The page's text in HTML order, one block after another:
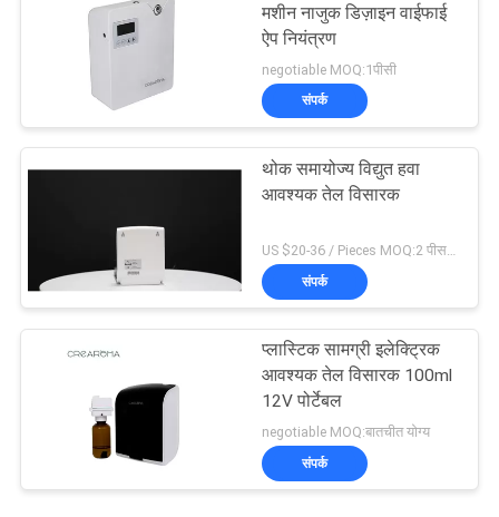
मशीन नाजुक डिज़ाइन वाईफाई
ऐप नियंत्रण
negotiable MOQ:1पीसी
संपर्क
थोक समायोज्य विद्युत हवा
आवश्यक तेल विसारक
US $20-36 / Pieces MOQ:2 पीस/पीस
संपर्क
प्लास्टिक सामग्री इलेक्ट्रिक
आवश्यक तेल विसारक 100ml
12V पोर्टेबल
negotiable MOQ:बातचीत योग्य
संपर्क